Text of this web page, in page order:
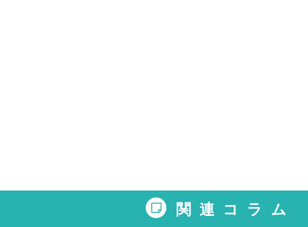
関連コラム